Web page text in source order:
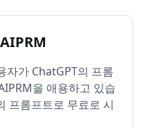
자가 ChatGPT의 프롬
을 애용하고 있습
프롬프트로 무료로 시